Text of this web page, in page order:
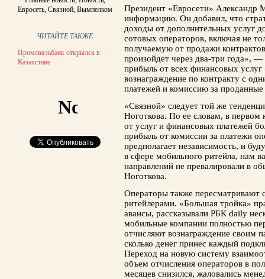
Евросеть, Связной, Вымпелком
ЧИТАЙТЕ ТАКЖЕ
Промсвязьбанк открылся в
Казахстане
Президент «Евросети» Александр
информацию. Он добавил, что
доходы от дополнительных услуг
сотовых операторов, включая не
получаемую от продажи
произойдет через два-три года»,
прибыль от всех финансовых
вознаграждение по контракту с
платежей и комиссию за проданные
«Связной» следует той же
Ноготкова. По ее словам, в первом
от услуг и финансовых платежей
прибыль от комиссии за платежи
предполагает независимость, и
в сфере мобильного ритейла, нам
направлений не превалировали в
Ноготкова.
Операторы также пересматривают
ритейлерами. «Большая тройка»
авансы, рассказывали РБК daily
мобильные компании полностью
отчисляют вознаграждение своим
сколько денег принес каждый
Переход на новую систему
объем отчисления операторов в
месяцев снизился, жаловались